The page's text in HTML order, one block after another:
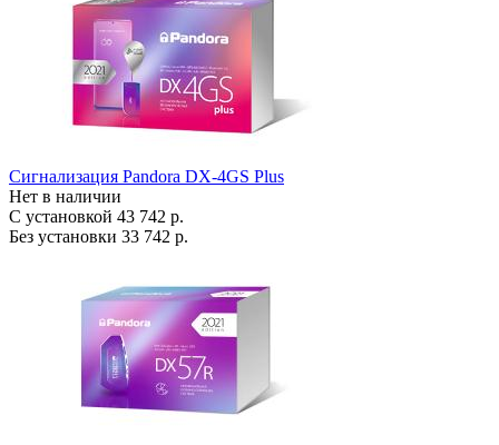
Сигнализация Pandora DX-4GS Plus
Нет в наличии
С установкой 43 742 р.
Без установки 33 742 р.